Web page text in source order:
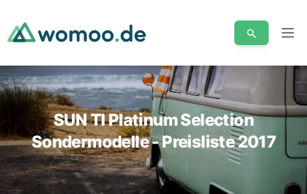
SUN TI Platinum Selection
Sondermodelle - Preisliste 2017